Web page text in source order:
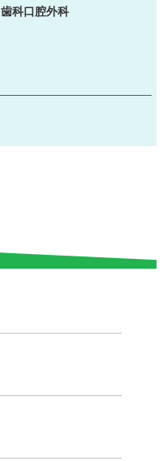
歯科口腔外科